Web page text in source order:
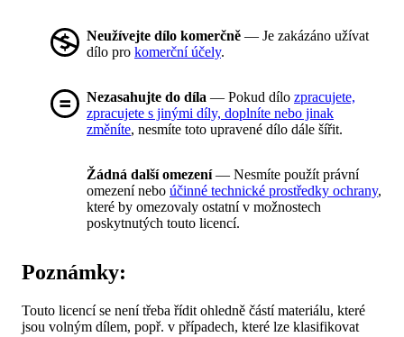
Neužívejte dílo komerčně — Je zakázáno užívat
dílo pro komerční účely.
Nezasahujte do díla — Pokud dílo zpracujete,
zpracujete s jinými díly, doplníte nebo jinak
změníte, nesmíte toto upravené dílo dále šířit.
Žádná další omezení— Nesmíte použít právní
omezení nebo účinné technické prostředky ochrany,
které by omezovaly ostatní v možnostech
poskytnutých touto licencí.
Poznámky:
Touto licencí se není třeba řídit ohledně částí materiálu, které
jsou volným dílem, popř. v případech, které lze klasifikovat